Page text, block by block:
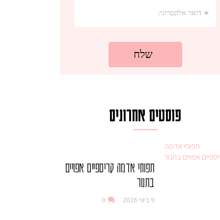
פוסטים אחרונים
תפוחי אדמה קריספיים אפויים
בתנור
9 ביוני 2026 0